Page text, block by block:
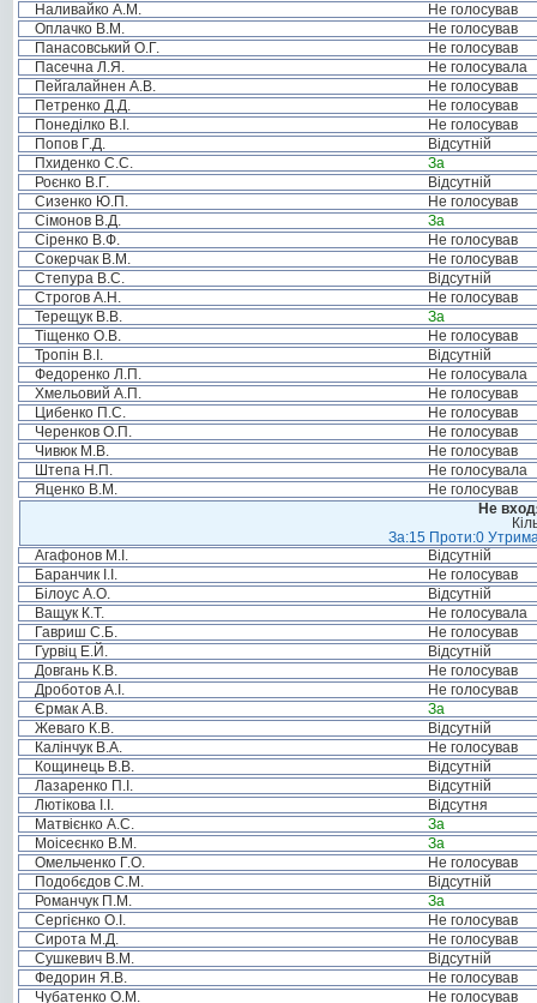
Наливайко А.М.
Не голосував
Оплачко В.М.
Не голосував
Панасовський О.Г.
Не голосував
Пасечна Л.Я.
Не голосувала
Пейгалайнен А.В.
Не голосував
Петренко Д.Д.
Не голосував
Понеділко В.І.
Не голосував
Попов Г.Д.
Відсутній
Пхиденко С.С.
За
Роєнко В.Г.
Відсутній
Сизенко Ю.П.
Не голосував
Сімонов В.Д.
За
Сіренко В.Ф.
Не голосував
Сокерчак В.М.
Не голосував
Степура В.С.
Відсутній
Строгов А.Н.
Не голосував
Терещук В.В.
За
Тіщенко О.В.
Не голосував
Тропін В.І.
Відсутній
Федоренко Л.П.
Не голосувала
Хмельовий А.П.
Не голосував
Цибенко П.С.
Не голосував
Черенков О.П.
Не голосував
Чивюк М.В.
Не голосував
Штепа Н.П.
Не голосувала
Яценко В.М.
Не голосував
Не
За:15 Проти:0
Агафонов М.І.
Відсутній
Баранчик І.І.
Не голосував
Білоус А.О.
Відсутній
Ващук К.Т.
Не голосувала
Гавриш С.Б.
Не голосував
Гурвіц Е.Й.
Відсутній
Довгань К.В.
Не голосував
Дроботов А.І.
Не голосував
Єрмак А.В.
За
Жеваго К.В.
Відсутній
Калінчук В.А.
Не голосував
Кощинець В.В.
Відсутній
Лазаренко П.І.
Відсутній
Лютікова І.І.
Відсутня
Матвієнко А.С.
За
Моісеєнко В.М.
За
Омельченко Г.О.
Не голосував
Подобєдов С.М.
Відсутній
Романчук П.М.
За
Сергієнко О.І.
Не голосував
Сирота М.Д.
Не голосував
Сушкевич В.М.
Відсутній
Федорин Я.В.
Не голосував
Чубатенко О.М.
Не голосував